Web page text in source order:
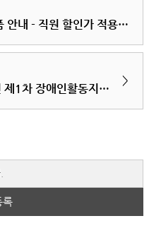
[웰빙누리] 메디월 제품 안내 - 직원 할인가 적용됩니다.
[장애인활동지원] 2026년 제1차 장애인활동지원사업 운영위원회 결과보고
>
록